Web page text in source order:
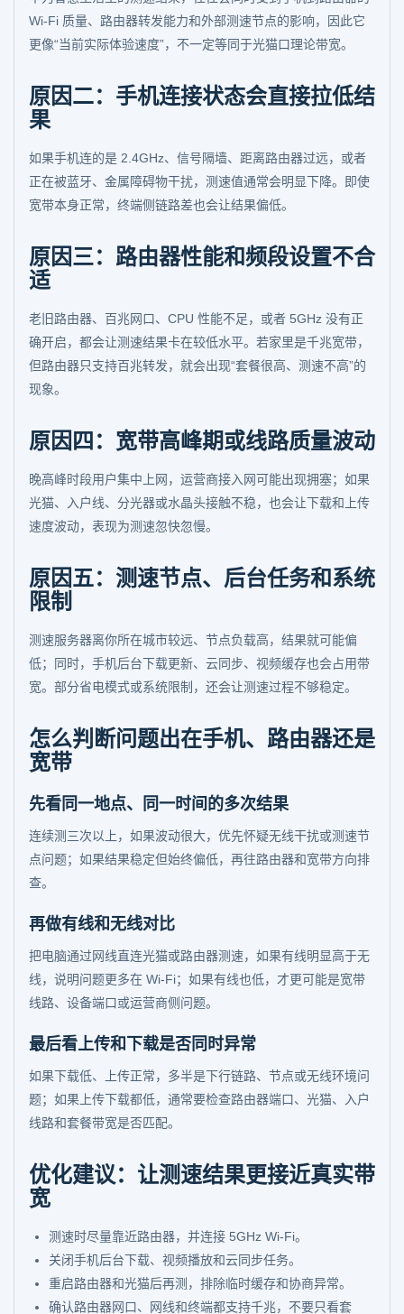
Wi-Fi 质量、路由器转发能力和外部测速节点的影响，因此它
更像“当前实际体验速度”，不一定等同于光猫口理论带宽。
原因二：手机连接状态会直接拉低结
果
如果手机连的是 2.4GHz、信号隔墙、距离路由器过远，或者
正在被蓝牙、金属障碍物干扰，测速值通常会明显下降。即使
宽带本身正常，终端侧链路差也会让结果偏低。
原因三：路由器性能和频段设置不合
适
老旧路由器、百兆网口、CPU 性能不足，或者 5GHz 没有正
确开启，都会让测速结果卡在较低水平。若家里是千兆宽带，
但路由器只支持百兆转发，就会出现“套餐很高、测速不高”的
现象。
原因四：宽带高峰期或线路质量波动
晚高峰时段用户集中上网，运营商接入网可能出现拥塞；如果
光猫、入户线、分光器或水晶头接触不稳，也会让下载和上传
速度波动，表现为测速忽快忽慢。
原因五：测速节点、后台任务和系统
限制
测速服务器离你所在城市较远、节点负载高，结果就可能偏
低；同时，手机后台下载更新、云同步、视频缓存也会占用带
宽。部分省电模式或系统限制，还会让测速过程不够稳定。
怎么判断问题出在手机、路由器还是
宽带
先看同一地点、同一时间的多次结果
连续测三次以上，如果波动很大，优先怀疑无线干扰或测速节
点问题；如果结果稳定但始终偏低，再往路由器和宽带方向排
查。
再做有线和无线对比
把电脑通过网线直连光猫或路由器测速，如果有线明显高于无
线，说明问题更多在 Wi-Fi；如果有线也低，才更可能是宽带
线路、设备端口或运营商侧问题。
最后看上传和下载是否同时异常
如果下载低、上传正常，多半是下行链路、节点或无线环境问
题；如果上传下载都低，通常要检查路由器端口、光猫、入户
线路和套餐带宽是否匹配。
优化建议：让测速结果更接近真实带
宽
测速时尽量靠近路由器，并连接 5GHz Wi-Fi。
关闭手机后台下载、视频播放和云同步任务。
重启路由器和光猫后再测，排除临时缓存和协商异常。
确认路由器网口、网线和终端都支持千兆，不要只看套